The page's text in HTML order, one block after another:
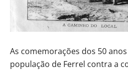
As comemorações dos 50
população de Ferrel contra a